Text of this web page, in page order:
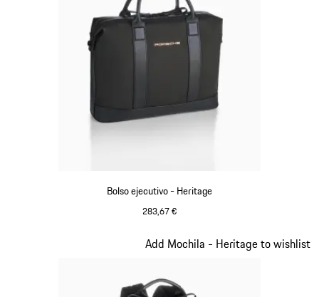
Bolso ejecutivo - Heritage
283,67 €
Add Mochila - Heritage to wishlist